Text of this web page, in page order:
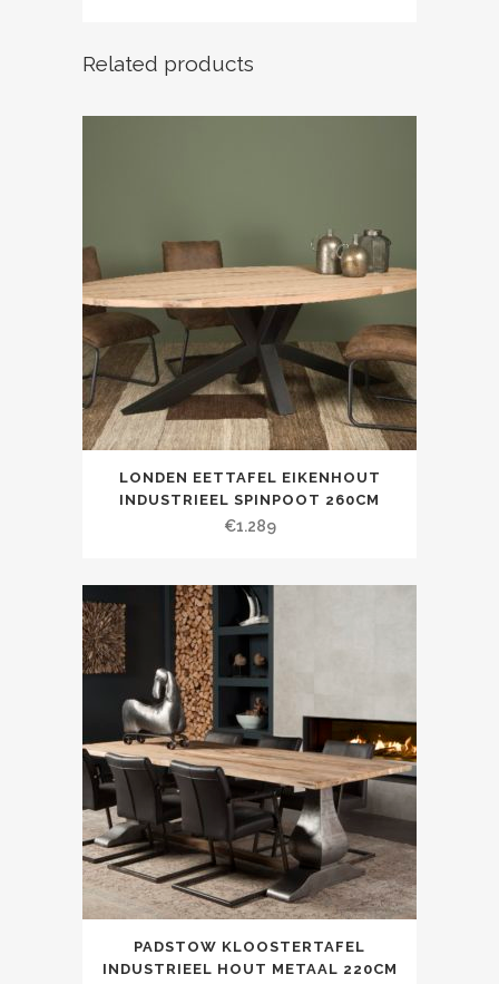
Related products
LONDEN EETTAFEL EIKENHOUT
INDUSTRIEEL SPINPOOT 260CM
€1.289
PADSTOW KLOOSTERTAFEL
INDUSTRIEEL HOUT METAAL 220CM